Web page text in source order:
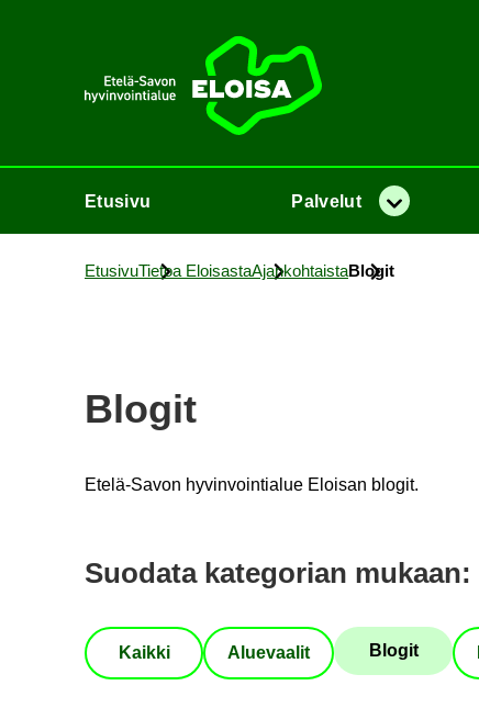
Etusi­vu
Etusi­vu Pal­ve­lut Va­lik­ko
Etusi­vuTie­toa Eloi­sas­taAjan­koh­tais­taBlo­git
Blo­git
Etelä-​Savon hy­vin­voin­tia­lue Eloi­san blo­git.
Suo­da­ta ka­te­go­rian mu­kaan:
Kaik­ki Alue­vaa­lit Blo­git